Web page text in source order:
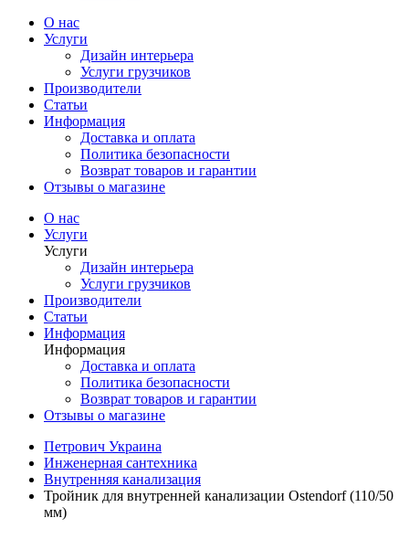
О нас
Услуги
Дизайн интерьера
Услуги грузчиков
Производители
Статьи
Информация
Доставка и оплата
Политика безопасности
Возврат товаров и гарантии
Отзывы о магазине
О нас
Услуги
Услуги
Дизайн интерьера
Услуги грузчиков
Производители
Статьи
Информация
Информация
Доставка и оплата
Политика безопасности
Возврат товаров и гарантии
Отзывы о магазине
Петрович Украина
Инженерная сантехника
Внутренняя канализация
Тройник для внутренней канализации Ostendorf (110/50
мм)